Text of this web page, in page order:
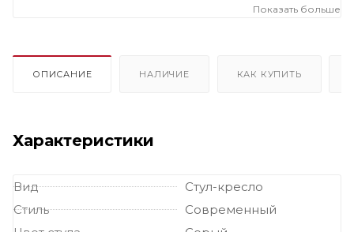
Темные стулья на металлокаркасе Стулья на
из велюра Полукресла темные
подлокотниками
Мягкие темные стулья
Мягкие стулья
Показать больше
ОПИСАНИЕ НАЛИЧИЕ КАК КУПИТЬ
Характеристики
Вид
Стул-кресло
Стиль
Современный